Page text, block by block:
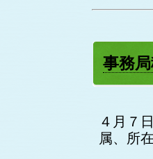
事務
４月７
属、所